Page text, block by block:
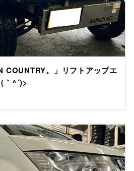
COUNTRY。」リフトアップエ
｀^´)>